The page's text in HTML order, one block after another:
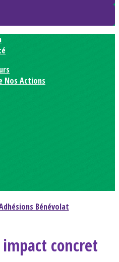
Nos Actions
Bénévolat
concret